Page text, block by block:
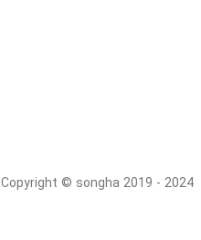
Copyright © songha 2019 - 2024